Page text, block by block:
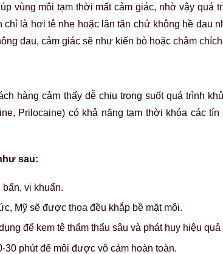
vùng môi tạm thời mất cảm giác, nhờ vậy quá
chỉ là hơi tê nhẹ hoặc lăn tăn chứ không hề đau
đau, cảm giác sẽ như kiến bò hoặc châm
hàng cảm thấy dễ chịu trong suốt quá trình
Prilocaine) có khả năng tạm thời khóa các
sau:
vi khuẩn.
Mỹ sẽ được thoa đều khắp bề mặt môi.
để kem tê thẩm thấu sâu và phát huy hiệu quả
30 phút để môi được vô cảm hoàn toàn.